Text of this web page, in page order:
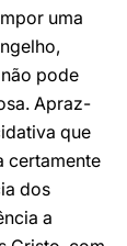
uma
pode
Apraz-
que
certamente
dos
a